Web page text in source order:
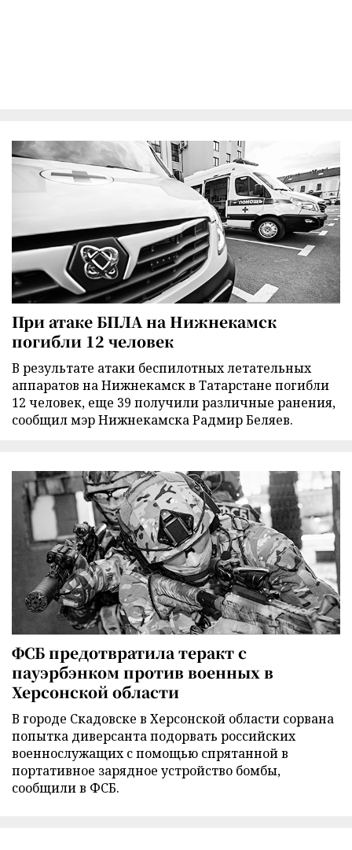
При атаке БПЛА на Нижнекамск
погибли 12 человек
В результате атаки беспилотных летательных
аппаратов на Нижнекамск в Татарстане погибли
12 человек, еще 39 получили различные ранения,
сообщил мэр Нижнекамска Радмир Беляев.
ФСБ предотвратила теракт с
пауэрбэнком против военных в
Херсонской области
В городе Скадовске в Херсонской области сорвана
попытка диверсанта подорвать российских
военнослужащих с помощью спрятанной в
портативное зарядное устройство бомбы,
сообщили в ФСБ.